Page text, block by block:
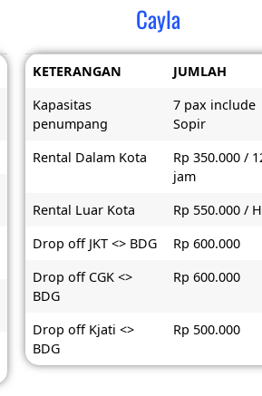
Cayla
KETERANGAN
JUMLAH
Kapasitas
penumpang
7 pax include
Sopir
Rental Dalam Kota
Rp 350.000 /
jam
Rental Luar Kota
Rp 550.000 /
Drop off JKT <> BDG
Rp 600.000
Drop off CGK <>
BDG
Rp 600.000
Drop off Kjati <>
BDG
Rp 500.000